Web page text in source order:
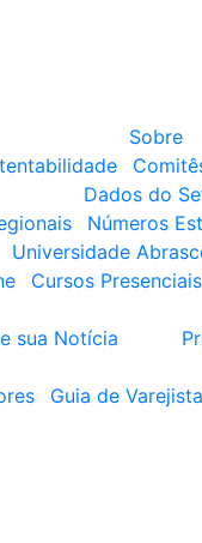
Sobre
Dados do
Números
Universidade
Cursos Presenciais
sua Notícia
Guia de